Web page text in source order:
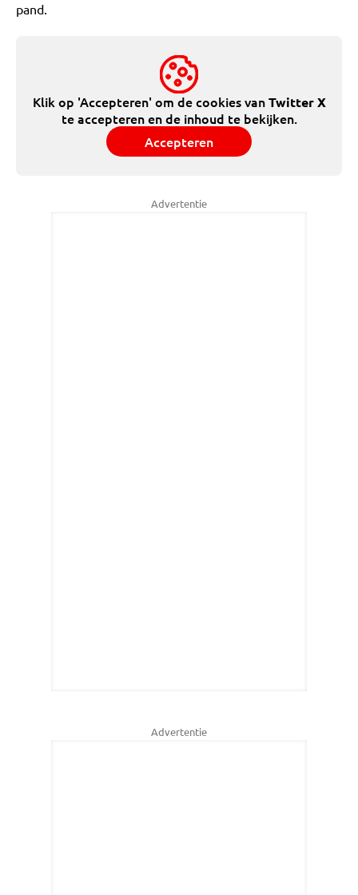
pand.
Klik op 'Accepteren' om de cookies vanTwitter X
te accepteren en de inhoud te bekijken.
Accepteren
Advertentie
Advertentie